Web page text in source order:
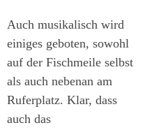
Auch musikalisch wird
einiges geboten, sowohl
auf der Fischmeile selbst
als auch nebenan am
Ruferplatz. Klar, dass
auch das